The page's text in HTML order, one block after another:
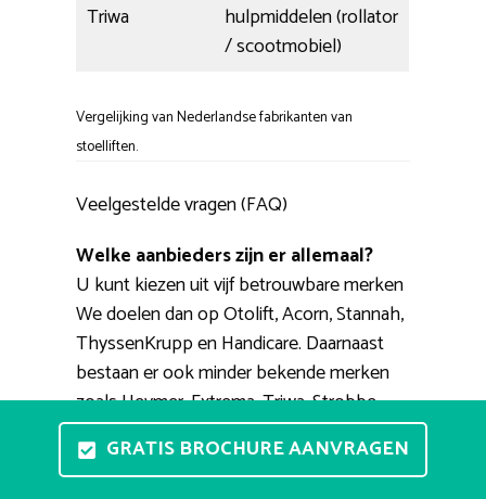
Triwa
hulpmiddelen (rollator
/ scootmobiel)
Vergelijking van Nederlandse fabrikanten van
stoelliften.
Veelgestelde vragen (FAQ)
Welke aanbieders zijn er allemaal?
U kunt kiezen uit vijf betrouwbare merken
We doelen dan op Otolift, Acorn, Stannah,
ThyssenKrupp en Handicare. Daarnaast
bestaan er ook minder bekende merken
zoals Heymer, Extrema, Triwa, Strobbe,
Platinum. Betrouwbare aanbieders van
deze merken zijn o.a. PractiComfort, Vegro,
GRATIS BROCHURE AANVRAGEN